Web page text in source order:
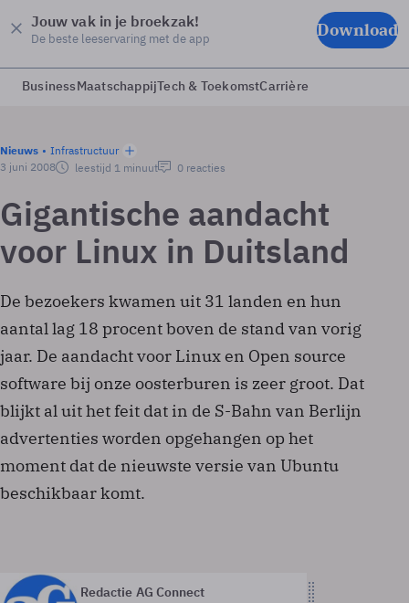
Jouw vak in je broekzak!
De beste leeservaring met de app Download
BusinessMaatschappijTech & ToekomstCarrière
Nieuws
Infrastructuur
3 juni 2008
leestijd 1 minuut 0 reacties
Gigantische aandacht
voor Linux in Duitsland
De bezoekers kwamen uit 31 landen en hun
aantal lag 18 procent boven de stand van vorig
jaar. De aandacht voor Linux en Open source
software bij onze oosterburen is zeer groot. Dat
blijkt al uit het feit dat in de S-Bahn van Berlijn
advertenties worden opgehangen op het
moment dat de nieuwste versie van Ubuntu
beschikbaar komt.
Redactie AG Connect